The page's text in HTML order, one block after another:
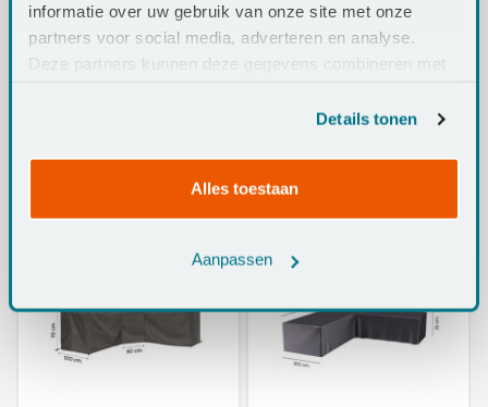
informatie over uw gebruik van onze site met onze
partners voor social media, adverteren en analyse.
Deze partners kunnen deze gegevens combineren met
hebben verzameld op basis van uw gebruik van hun
Details tonen
Alles toestaan
Aanpassen
Platinum Aerocover L-
Outdoor Covers
platform L-vormige
Op voorraad
€68,95